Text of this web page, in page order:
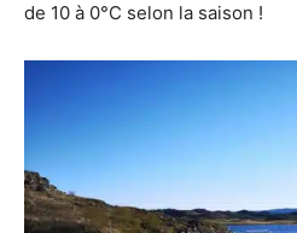
de 10 à 0°C selon la saison !